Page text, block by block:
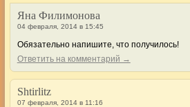
Яна Филимонова
04 февраля, 2014 в 15:45
Обязательно напишите, что получилось!
Ответить на комментарий →
Shtirlitz
07 февраля, 2014 в 11:16